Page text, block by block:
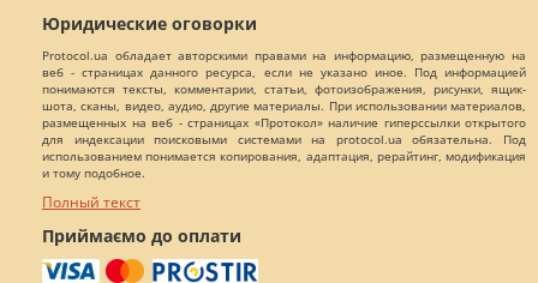
Юридические оговорки
Protocol.ua обладает авторскими правами на информацию, размещенную на
веб - страницах данного ресурса, если не указано иное. Под информацией
понимаются тексты, комментарии, статьи, фотоизображения, рисунки, ящик-
шота, сканы, видео, аудио, другие материалы. При использовании материалов,
размещенных на веб - страницах «Протокол» наличие гиперссылки открытого
для индексации поисковыми системами на protocol.ua обязательна. Под
использованием понимается копирования, адаптация, рерайтинг, модификация
и тому подобное.
Полный текст
Приймаємо до оплати